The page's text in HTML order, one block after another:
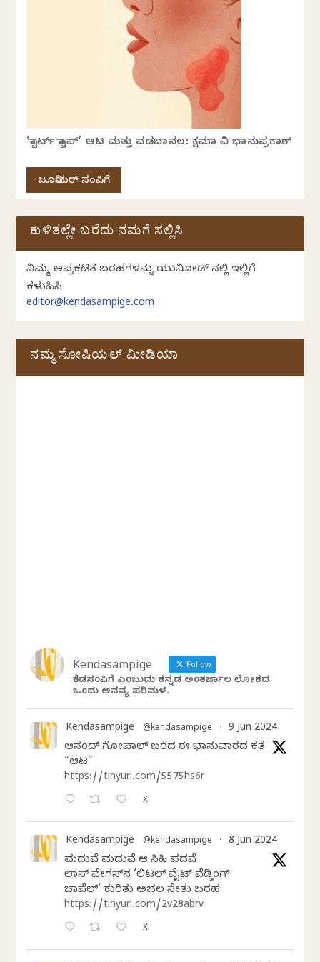
‘ಸ್ಟಾರ್ಟ್ ಸ್ಟಾಪ್’ ಆಟ ಮತ್ತು ವಡಬಾನಲ: ಕ್ಷಮಾ ವಿ ಭಾನುಪ್ರಕಾಶ್
ಜೂನಿಯರ್ ಸಂಪಿಗೆ
ಕುಳಿತಲ್ಲೇ ಬರೆದು ನಮಗೆ ಸಲ್ಲಿಸಿ
ನಿಮ್ಮ ಅಪ್ರಕಟಿತ ಬರಹಗಳನ್ನು ಯುನಿಕೋಡ್ ನಲ್ಲಿ ಇಲ್ಲಿಗೆ
ಕಳುಹಿಸಿ
editor@kendasampige.com
ನಮ್ಮ ಸೋಷಿಯಲ್‌ ಮೀಡಿಯಾ
Kendasampige Follow
ಕೆಂಡಸಂಪಿಗೆ ಎಂಬುದು ಕನ್ನಡ ಅಂತರ್ಜಾಲ ಲೋಕದ
ಒಂದು ಅನನ್ಯ ಪರಿಮಳ.
Kendasampige @kendasampige · 9 Jun 2024
ಆನಂದ್‌ ಗೋಪಾಲ್‌ ಬರೆದ ಈ ಭಾನುವಾರದ ಕತೆ
“ಆಟ”
https://tinyurl.com/5575hs6r
X
Kendasampige @kendasampige · 8 Jun 2024
ಮದುವೆ ಮದುವೆ ಆ ಸಿಹಿ ಪದವೆ
ಲಾಸ್‌ ವೇಗಸ್‌ನ ‘ಲಿಟಲ್ ವೈಟ್ ವೆಡ್ಡಿಂಗ್
ಚಾಪೆಲ್’ ಕುರಿತು ಅಚಲ ಸೇತು ಬರಹ
https://tinyurl.com/2v28abrv
X